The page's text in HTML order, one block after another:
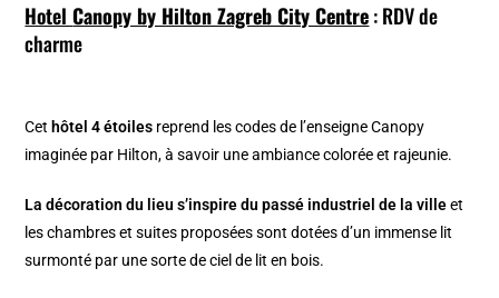
HotelCanopy by Hilton Zagreb City Centre: RDV de
charme
Cet hôtel 4 étoiles reprend les codes de l’enseigne Canopy
imaginée par Hilton, à savoir une ambiance colorée et rajeunie.
La décoration du lieu s’inspire du passé industriel de la villeet
les chambres et suites proposées sont dotées d’un immense lit
surmonté par une sorte de ciel de lit en bois.